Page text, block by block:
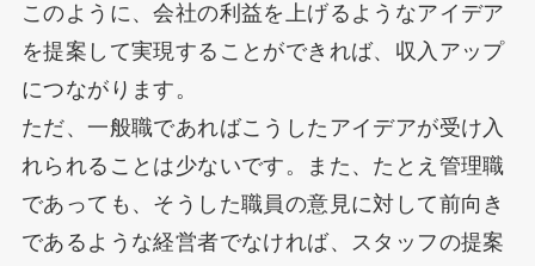
このように、会社の利益を上げるようなアイデア
を提案して実現することができれば、収入アップ
につながります。
ただ、一般職であればこうしたアイデアが受け入
れられることは少ないです。また、たとえ管理職
であっても、そうした職員の意見に対して前向き
であるような経営者でなければ、スタッフの提案